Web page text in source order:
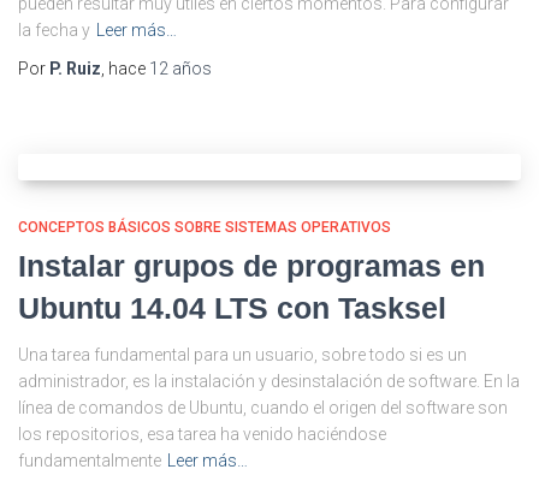
la fecha y
Leer más…
Por P. Ruiz , hace 12 años
CONCEPTOS BÁSICOS SOBRE SISTEMAS OPERATIVOS
Instalar grupos de programas en
Ubuntu 14.04 LTS con Tasksel
Una tarea fundamental para un usuario, sobre todo si es un
administrador, es la instalación y desinstalación de software. En la
línea de comandos de Ubuntu, cuando el origen del software son
los repositorios, esa tarea ha venido haciéndose
fundamentalmente
Leer más…